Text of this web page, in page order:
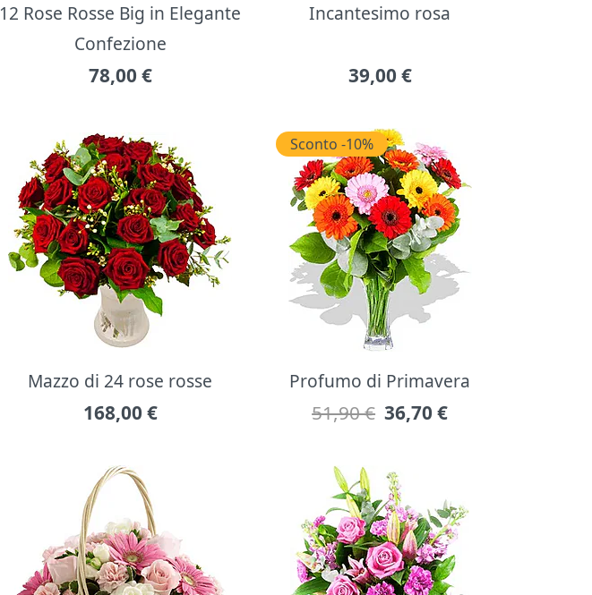
12 Rose Rosse Big in Elegante
Confezione
78,00 €
Incantesimo rosa
39,00 €
Mazzo di 24 rose rosse
168,00 €
Profumo di Primavera
51,90 € 36,70 €
Sconto -10%